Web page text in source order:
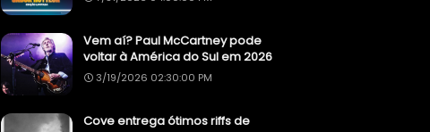
Vem aí? Paul McCartney pode
voltar à América do Sul em 2026
3/19/2026 02:30:00 PM
Cove entrega ótimos riffs de